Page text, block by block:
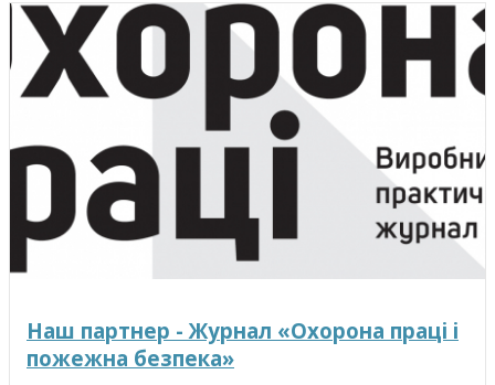
Наш партнер - Журнал «Охорона праці і
пожежна безпека»